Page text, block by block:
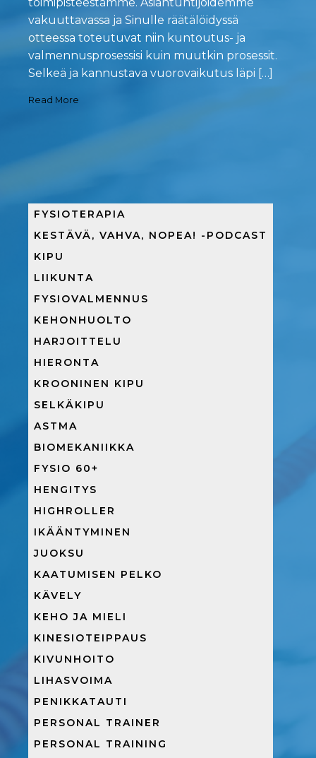
toimipisteestämme. Asiantuntijoidemme
vakuuttavassa ja Sinulle räätälöidyssä
otteessa toteutuvat niin kuntoutus- ja
valmennusprosessisi kuin muutkin prosessit.
Selkeä ja kannustava vuorovaikutus läpi […]
Read More
FYSIOTERAPIA
KESTÄVÄ, VAHVA, NOPEA! -PODCAST
KIPU
LIIKUNTA
FYSIOVALMENNUS
KEHONHUOLTO
HARJOITTELU
HIERONTA
KROONINEN KIPU
SELKÄKIPU
ASTMA
BIOMEKANIIKKA
FYSIO 60+
HENGITYS
HIGHROLLER
IKÄÄNTYMINEN
JUOKSU
KAATUMISEN PELKO
KÄVELY
KEHO JA MIELI
KINESIOTEIPPAUS
KIVUNHOITO
LIHASVOIMA
PENIKKATAUTI
PERSONAL TRAINER
PERSONAL TRAINING